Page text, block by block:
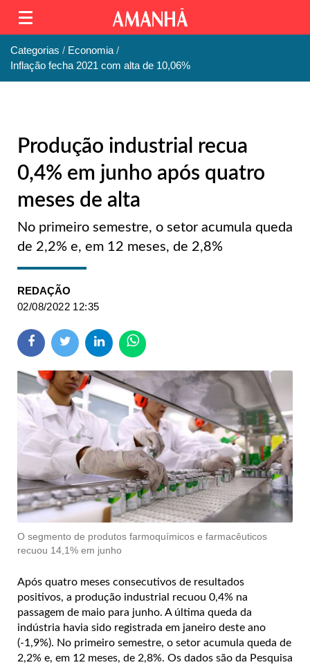
Categorias
Economia
Inflação fecha 2021 com alta de 10,06%
Produção industrial recua
0,4% em junho após quatro
meses de alta
No primeiro semestre, o setor acumula queda
de 2,2% e, em 12 meses, de 2,8%
REDAÇÃO
02/08/2022 12:35
O segmento de produtos farmoquímicos e farmacêuticos
recuou 14,1% em junho
Após quatro meses consecutivos de resultados
positivos, a produção industrial recuou 0,4% na
passagem de maio para junho. A última queda da
indústria havia sido registrada em janeiro deste ano
(-1,9%). No primeiro semestre, o setor acumula queda de
2,2% e, em 12 meses, de 2,8%. Os dados são da Pesquisa